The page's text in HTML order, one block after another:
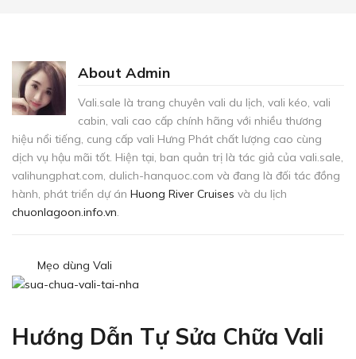
About Admin
Vali.sale là trang chuyên vali du lịch, vali kéo, vali
cabin, vali cao cấp chính hãng với nhiều thương
hiệu nổi tiếng, cung cấp vali Hưng Phát chất lượng cao cùng
dịch vụ hậu mãi tốt. Hiện tại, ban quản trị là tác giả của vali.sale,
valihungphat.com, dulich-hanquoc.com và đang là đối tác đồng
hành, phát triển dự án Huong River Cruises và du lịch
chuonlagoon.info.vn.
Mẹo dùng Vali
Hướng Dẫn Tự Sửa Chữa Vali